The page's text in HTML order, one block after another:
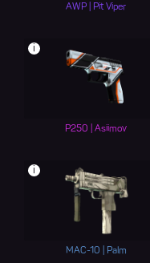
AWP | Pit Viper
i
P250 | Asiimov
i
MAC-10 | Palm